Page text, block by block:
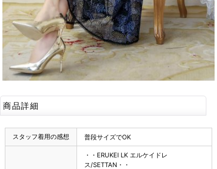
商品詳細
スタッフ着用の感想 普段サイズでOK
・・ERUKEI LK エルケイドレ
ス/SETTAN・・